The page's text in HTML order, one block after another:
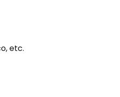
etc.